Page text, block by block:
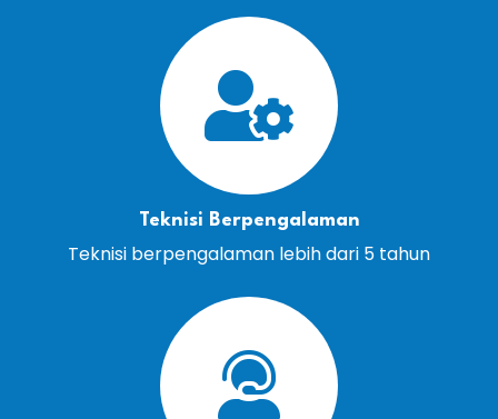
Teknisi Berpengalaman
Teknisi berpengalaman lebih dari 5 tahun